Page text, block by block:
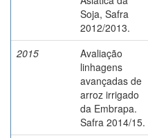
Soja, Safra
2012/2013.
2015
Avaliação
linhagens
avançadas de
arroz irrigado
da Embrapa.
Safra 2014/15.